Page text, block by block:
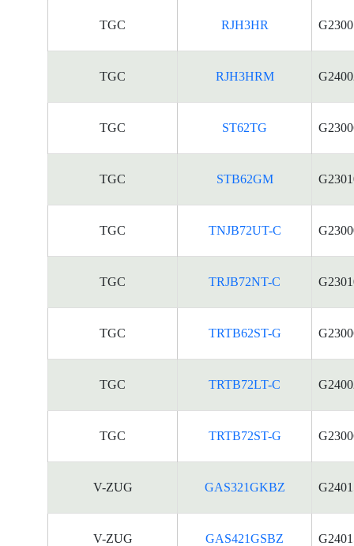
TGC RJH3HR
TGC RJH3HRM
TGC ST62TG
TGC STB62GM
TGC TNJB72UT-C
TGC TRJB72NT-C
TGC TRTB62ST-G
TGC TRTB72LT-C
TGC TRTB72ST-G
V-ZUG GAS321GKBZ
V-ZUG GAS421GSBZ